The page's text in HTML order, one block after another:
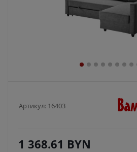
Артикул: 16403
1 368.61 BYN